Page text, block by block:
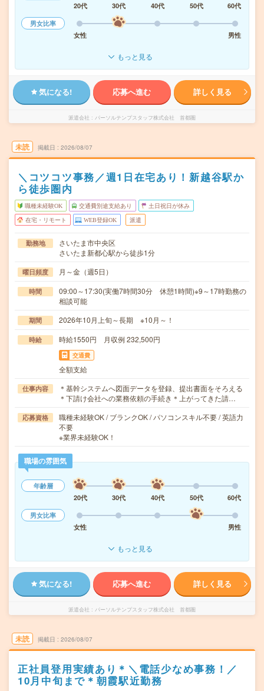
20代
30代 40代 50代
60代
男女比率
女性
男性
もっと見る
気になる! 応募へ進む 詳しく見る
派遣会社 パーソルテンプスタッフ株式会社 首都圏
未読 掲載日 2026/08/07
＼コツコツ事務／週1日在宅あり！新越谷駅か
ら徒歩圏内
職種未経験OK 交通費別途支給あり 土日祝日が休み
在宅・リモート WEB登録OK 派遣
勤務地
さいたま市中央区
さいたま新都心駅から徒歩1分
曜日頻度 月～金（週5日）
時間
09:00～17:30(実働7時間30分 休憩1時間)※9～17時勤務の
相談可能
期間 2026年10月上旬～長期 ※10月～！
時給 時給1550円 月収例 232,500円
交通費
全額支給
仕事内容
＊基幹システムへ図面データを登録、提出書面をそろえる
＊下請け会社への業務依頼の手続き＊上がってきた請…
応募資格
職種未経験OK / ブランクOK / パソコンスキル不要 / 英語力
不要
※業界未経験OK！
職場の雰囲気
年齢層
20代
30代 40代 50代
60代
男女比率
女性
男性
もっと見る
気になる! 応募へ進む 詳しく見る
派遣会社 パーソルテンプスタッフ株式会社 首都圏
未読 掲載日 2026/08/07
正社員登用実績あり＊＼電話少なめ事務！／
10月中旬まで＊朝霞駅近勤務